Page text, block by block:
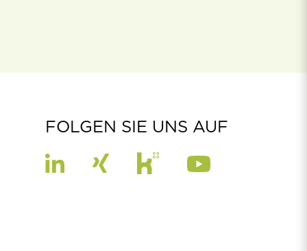
FOLGEN SIE UNS AUF